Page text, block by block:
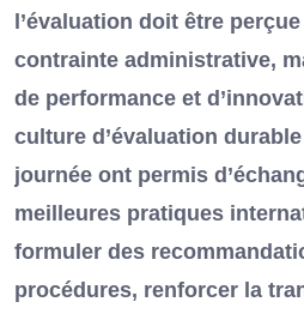
l’évaluation doit être
contrainte administrative,
de performance et
culture d’évaluation
journée ont permis
meilleures pratiques
formuler des
procédures, renforcer la